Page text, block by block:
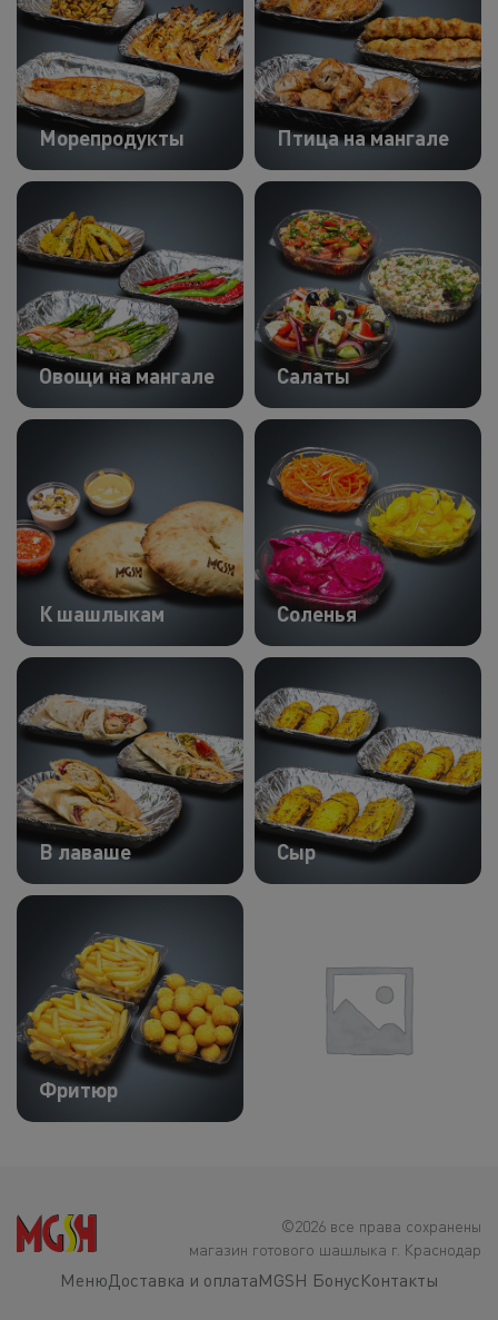
Морепродукты Птица на мангале
Овощи на мангале Салаты
К шашлыкам Соленья
В лаваше Сыр
Фритюр
©2026 все права сохранены
магазин готового шашлыка г. Краснодар
МенюДоставка и оплатаMGSH БонусКонтакты